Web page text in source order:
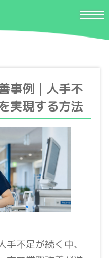
事例｜人手不
実現する方法
不足が続く中、